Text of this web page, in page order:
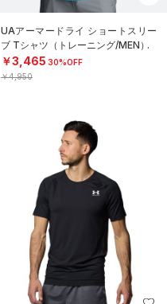
UAアーマードライ ショートスリー
ブ Tシャツ（トレーニング/MEN）
￥3,465 30%OFF
￥4,950